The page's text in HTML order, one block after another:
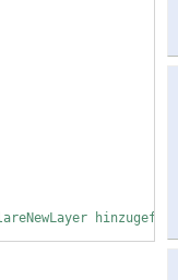
hinzugefügt